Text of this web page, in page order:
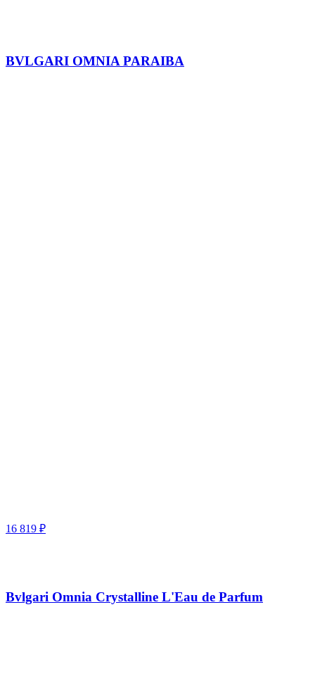
BVLGARI OMNIA PARAIBA
16 819 ₽
Bvlgari Omnia Crystalline L'Eau de Parfum